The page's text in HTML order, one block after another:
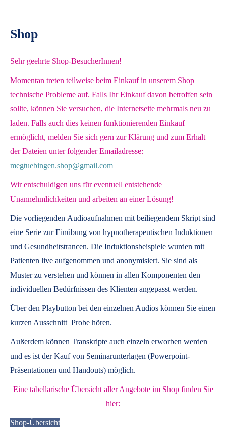
Shop
Sehr geehrte Shop-BesucherInnen!
Momentan treten teilweise beim Einkauf in unserem Shop
technische Probleme auf. Falls Ihr Einkauf davon betroffen sein
sollte, können Sie versuchen, die Internetseite mehrmals neu zu
laden. Falls auch dies keinen funktionierenden Einkauf
ermöglicht, melden Sie sich gern zur Klärung und zum Erhalt
der Dateien unter folgender Emailadresse:
megtuebingen.shop@gmail.com
Wir entschuldigen uns für eventuell entstehende
Unannehmlichkeiten und arbeiten an einer Lösung!
Die vorliegenden Audioaufnahmen mit beiliegendem Skript sind
eine Serie zur Einübung von hypnotherapeutischen Induktionen
und Gesundheitstrancen. Die Induktionsbeispiele wurden mit
Patienten live aufgenommen und anonymisiert. Sie sind als
Muster zu verstehen und können in allen Komponenten den
individuellen Bedürfnissen des Klienten angepasst werden.
Über den Playbutton bei den einzelnen Audios können Sie einen
kurzen Ausschnitt Probe hören.
Außerdem können Transkripte auch einzeln erworben werden
und es ist der Kauf von Seminarunterlagen (Powerpoint-
Präsentationen und Handouts) möglich.
Eine tabellarische Übersicht aller Angebote im Shop finden Sie
hier:
Shop-Übersicht